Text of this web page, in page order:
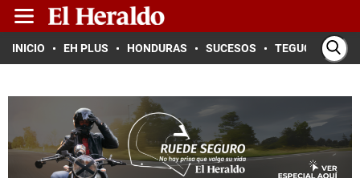
INICIO EH PLUS HONDURAS SUCESOS TEGUCIGALPA